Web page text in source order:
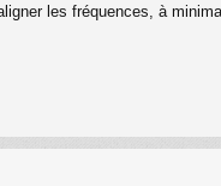
les fréquences, à